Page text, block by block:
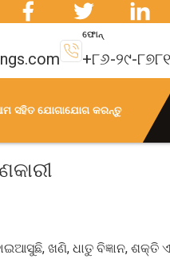
ଫୋନ୍
+୮୬-୨୯-
ସହିତ ଯୋଗାଯୋଗ କରନ୍ତୁ
ଖଣି, ଧାତୁ ବିଜ୍ଞାନ, ଶକ୍ତି